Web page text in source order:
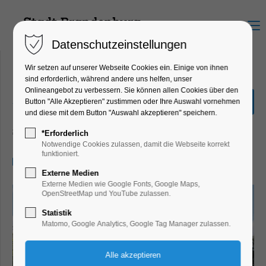
Menu
„Stadtrundfahrt“ 2,0
Stunden
Schiffrundfahrt
Datenschutzeinstellungen
Wir setzen auf unserer Webseite Cookies ein. Einige von ihnen
sind erforderlich, während andere uns helfen, unser
Onlineangebot zu verbessern. Sie können allen Cookies über den
Button "Alle Akzeptieren" zustimmen oder Ihre Auswahl vornehmen
und diese mit dem Button "Auswahl akzeptieren" speichern.
*Erforderlich
Notwendige Cookies zulassen, damit die Webseite korrekt
funktioniert.
Externe Medien
Externe Medien wie Google Fonts, Google Maps,
OpenStreetMap und YouTube zulassen.
Statistik
Matomo, Google Analytics, Google Tag Manager zulassen.